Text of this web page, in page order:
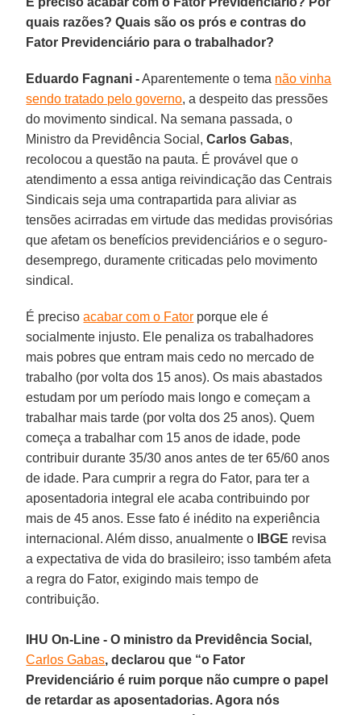
quais razões? Quais são os prós e contras do
Fator Previdenciário para o trabalhador?
Eduardo Fagnani -Aparentemente o tema não vinha
sendo tratado pelo governo, a despeito das pressões
do movimento sindical. Na semana passada, o
Ministro da Previdência Social,Carlos Gabas,
recolocou a questão na pauta. É provável que o
atendimento a essa antiga reivindicação das Centrais
Sindicais seja uma contrapartida para aliviar as
tensões acirradas em virtude das medidas provisórias
que afetam os benefícios previdenciários e o seguro-
desemprego, duramente criticadas pelo movimento
sindical.
É precisoacabar com o Fator porque ele é
socialmente injusto. Ele penaliza os trabalhadores
mais pobres que entram mais cedo no mercado de
trabalho (por volta dos 15 anos). Os mais abastados
estudam por um período mais longo e começam a
trabalhar mais tarde (por volta dos 25 anos). Quem
começa a trabalhar com 15 anos de idade, pode
contribuir durante 35/30 anos antes de ter 65/60 anos
de idade. Para cumprir a regra do Fator, para ter a
aposentadoria integral ele acaba contribuindo por
mais de 45 anos. Esse fato é inédito na experiência
internacional. Além disso, anualmente o
IBGE revisa
a expectativa de vida do brasileiro; isso também afeta
a regra do Fator, exigindo mais tempo de
contribuição.
IHU On-Line - O ministro da Previdência Social,
Carlos Gabas, declarou que “o Fator
Previdenciário é ruim porque não cumpre o papel
de retardar as aposentadorias. Agora nós